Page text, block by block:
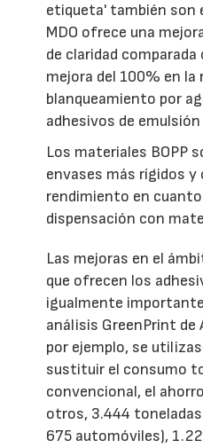
etiqueta' también son
MDO ofrece una
de claridad comparada
mejora del 100% en la
blanqueamiento por
adhesivos de
Los materiales BOPP
envases más rígidos
rendimiento en
dispensación con
Las mejoras en el
que ofrecen los
igualmente
análisis GreenPrint de
por ejemplo, se
sustituir el consumo
convencional, el
otros, 3.444 toneladas
675 automóviles),